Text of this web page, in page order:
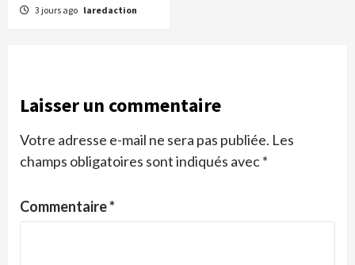
3 jours ago laredaction
Laisser un commentaire
Votre adresse e-mail ne sera pas publiée. Les
champs obligatoires sont indiqués avec*
Commentaire*